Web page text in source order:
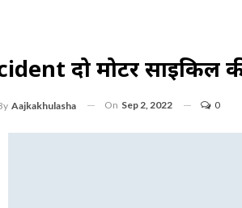
दो मोटर साईकिल
Aajkakhulasha On Sep 2, 2022 0